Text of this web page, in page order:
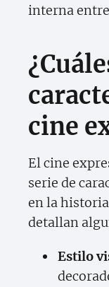
interna
cine
El cine
serie de
en la
detallan
Estilo